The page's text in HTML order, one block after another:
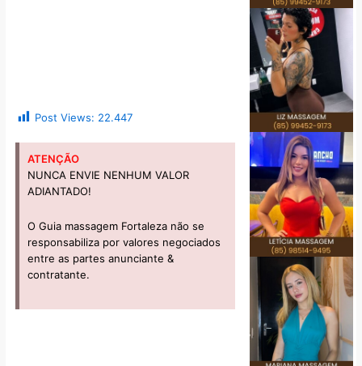
Post Views: 22.447
ATENÇÃO
NUNCA ENVIE NENHUM VALOR
ADIANTADO!
O Guia massagem Fortaleza não se
responsabiliza por valores negociados
entre as partes anunciante &
contratante.